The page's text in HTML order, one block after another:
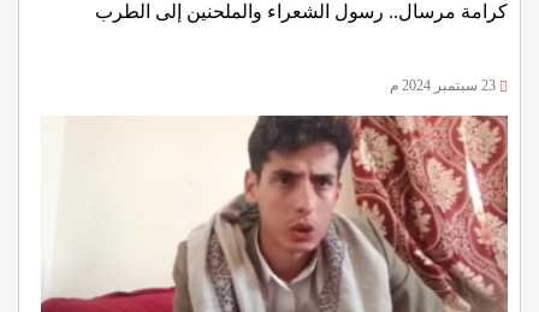
كرامة مرسال.. رسول الشعراء والملحنين إلى الطرب